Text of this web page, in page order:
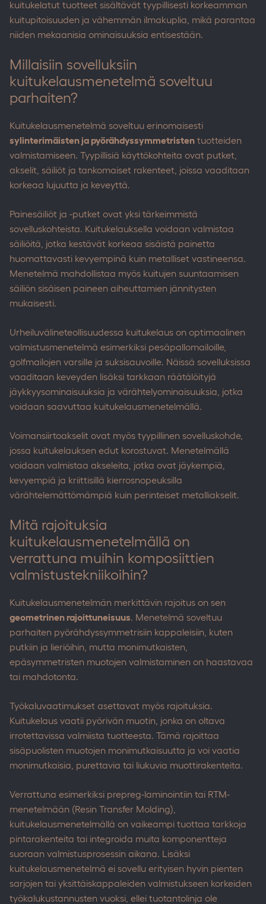
kuitukelatut tuotteet sisältävät tyypillisesti korkeamman
kuitupitoisuuden ja vähemmän ilmakuplia, mikä parantaa
niiden mekaanisia ominaisuuksia entisestään.
Millaisiin sovelluksiin
kuitukelausmenetelmä soveltuu
parhaiten?
Kuitukelausmenetelmä soveltuu erinomaisesti
sylinterimäisten ja pyörähdyssymmetristen tuotteiden
valmistamiseen. Tyypillisiä käyttökohteita ovat putket,
akselit, säiliöt ja tankomaiset rakenteet, joissa vaaditaan
korkeaa lujuutta ja keveyttä.
Painesäiliöt ja -putket ovat yksi tärkeimmistä
sovelluskohteista. Kuitukelauksella voidaan valmistaa
säiliöitä, jotka kestävät korkeaa sisäistä painetta
huomattavasti kevyempinä kuin metalliset vastineensa.
Menetelmä mahdollistaa myös kuitujen suuntaamisen
säiliön sisäisen paineen aiheuttamien jännitysten
mukaisesti.
Urheiluvälineteollisuudessa kuitukelaus on optimaalinen
valmistusmenetelmä esimerkiksi pesäpallomailoille,
golfmailojen varsille ja suksisauvoille. Näissä sovelluksissa
vaaditaan keveyden lisäksi tarkkaan räätälöityjä
jäykkyysominaisuuksia ja värähtelyominaisuuksia, jotka
voidaan saavuttaa kuitukelausmenetelmällä.
Voimansiirtoakselit ovat myös tyypillinen sovelluskohde,
jossa kuitukelauksen edut korostuvat. Menetelmällä
voidaan valmistaa akseleita, jotka ovat jäykempiä,
kevyempiä ja kriittisillä kierrosnopeuksilla
värähtelemättömämpiä kuin perinteiset metalliakselit.
Mitä rajoituksia
kuitukelausmenetelmällä on
verrattuna muihin komposiittien
valmistustekniikoihin?
Kuitukelausmenetelmän merkittävin rajoitus on sen
geometrinen rajoittuneisuus . Menetelmä soveltuu
parhaiten pyörähdyssymmetrisiin kappaleisiin, kuten
putkiin ja lieriöihin, mutta monimutkaisten,
epäsymmetristen muotojen valmistaminen on haastavaa
tai mahdotonta.
Työkaluvaatimukset asettavat myös rajoituksia.
Kuitukelaus vaatii pyörivän muotin, jonka on oltava
irrotettavissa valmiista tuotteesta. Tämä rajoittaa
sisäpuolisten muotojen monimutkaisuutta ja voi vaatia
monimutkaisia, purettavia tai liukuvia muottirakenteita.
Verrattuna esimerkiksi prepreg-laminointiin tai RTM-
menetelmään (Resin Transfer Molding),
kuitukelausmenetelmällä on vaikeampi tuottaa tarkkoja
pintarakenteita tai integroida muita komponentteja
suoraan valmistusprosessin aikana. Lisäksi
kuitukelausmenetelmä ei sovellu erityisen hyvin pienten
sarjojen tai yksittäiskappaleiden valmistukseen korkeiden
työkalukustannusten vuoksi, ellei tuotantolinja ole